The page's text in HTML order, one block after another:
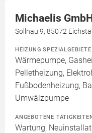
Michaelis
Sollnau 9, 85072
HEIZUNG SPEZIALGEBIETE
Wärmepumpe,
Pelletheizung,
Fußbodenheizung,
Umwälzpumpe
ANGEBOTENE
Wartung,